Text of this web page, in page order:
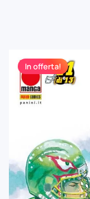
In offerta!